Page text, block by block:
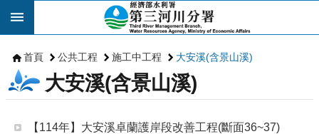
跳到主要內容區塊
首頁 公共工程 施工中工程 大安溪(含景山溪)
大安溪(含景山溪)
【114年】大安溪卓蘭護岸段改善工程(斷面36~37)